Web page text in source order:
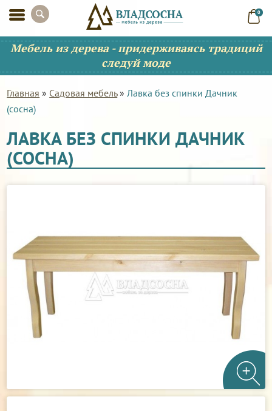
0
Мебель из дерева - придерживаясь традиций
следуй моде
Главная » Садовая мебель»Лавка без спинки Дачник
(сосна)
ЛАВКА БЕЗ СПИНКИ ДАЧНИК
(СОСНА)